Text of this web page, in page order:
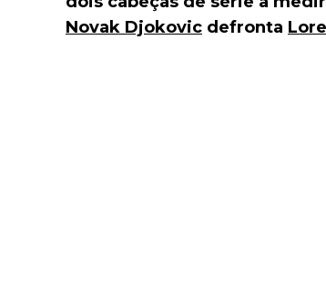
Novak Djokovic defronta